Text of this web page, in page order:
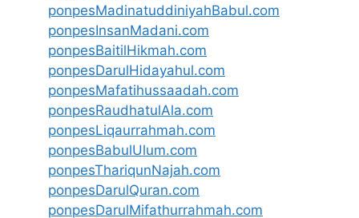
ponpesMadinatuddiniyahBabul.com
ponpesInsanMadani.com
ponpesBaitilHikmah.com
ponpesDarulHidayahul.com
ponpesMafatihussaadah.com
ponpesRaudhatulAla.com
ponpesLiqaurrahmah.com
ponpesBabulUlum.com
ponpesThariqunNajah.com
ponpesDarulQuran.com
ponpesDarulMifathurrahmah.com